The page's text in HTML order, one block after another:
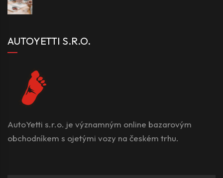
AUTOYETTI S.R.O.
AutoYetti s.r.o. je významným online bazarovým
obchodníkem s ojetými vozy na českém trhu.